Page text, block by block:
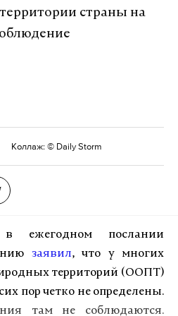
можно почитать об этом
нефть, которую
назначению, и твердые
на полигонах для
бурового шлама
но и дороги.
миллиона евро. Однако в
мощностей хватит для
тонн отходов в год, и это
компаниям сэкономить
страны на
Коллаж: © Daily Storm
ежегодном послании
заявил, что у многих
территорий (ООПТ)
пор четко не определены.
там не соблюдаются.